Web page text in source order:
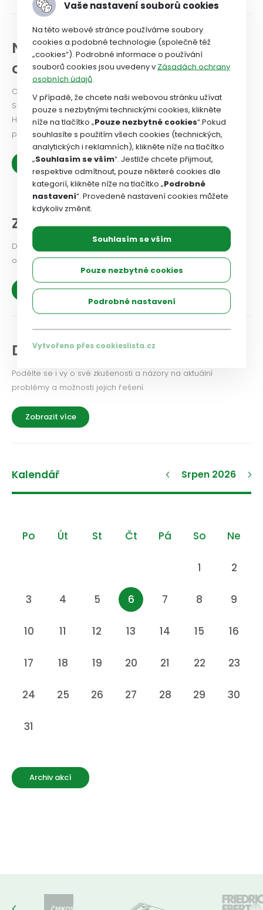
NEWSLETTER a historie
odborového svazu
Odborový svaz od roku 2024 vydává Newsletter. PODÍVEJTE
SE!
Historie OSZSP ČR se píše od roku 1990 a je nabitá prací ve
prospěch zaměstnanců.
Zobrazit více
Z našich organizací
Dejte odborovému svazu vědět, jaké problémy v odborové
organizaci řešíte, co se vám podařilo.
Zobrazit více
Diskuse a názory
Podělte se i vy o své zkušenosti a názory na aktuální
problémy a možnosti jejich řešení.
Zobrazit více
Kalendář Srpen 2026
Po Út St Čt Pá So Ne
1 2
3 4 5 6 7 8 9
10 11 12 13 14 15 16
17 18 19 20 21 22 23
24 25 26 27 28 29 30
31
Archiv akcí
Vaše nastavení souborů cookies
Na této webové stránce používáme soubory
cookies a podobné technologie (společně též
„cookies“). Podrobné informace o používání
souborů cookies jsou uvedeny v Zásadách ochrany
osobních údajů.
V případě, že chcete naši webovou stránku užívat
pouze s nezbytnými technickými cookies, klikněte
níže na tlačítko „Pouze nezbytné cookies“.Pokud
souhlasíte s použitím všech cookies (technických,
analytických i reklamních), klikněte níže na tlačítko
„Souhlasím se vším“. Jestliže chcete přijmout,
respektive odmítnout, pouze některé cookies dle
kategorií, klikněte níže na tlačítko „Podrobné
nastavení“. Provedené nastavení cookies můžete
kdykoliv změnit.
Souhlasím se vším
Pouze nezbytné cookies
Podrobné nastavení
Vytvořeno přes cookieslista.cz